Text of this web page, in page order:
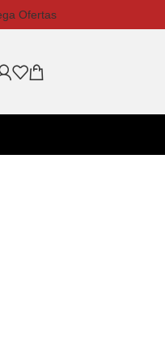
Ofertas